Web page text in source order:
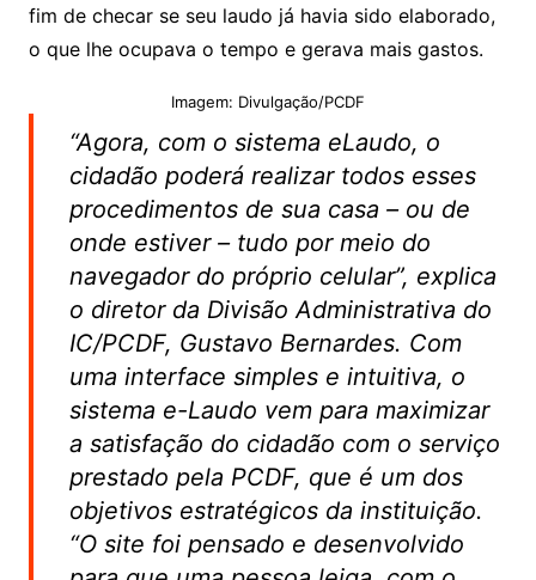
fim de checar se seu laudo já havia sido elaborado,
o que lhe ocupava o tempo e gerava mais gastos.
Imagem: Divulgação/PCDF
“Agora, com o sistema eLaudo, o
cidadão poderá realizar todos esses
procedimentos de sua casa – ou de
onde estiver – tudo por meio do
navegador do próprio celular”, explica
o diretor da Divisão Administrativa do
IC/PCDF, Gustavo Bernardes. Com
uma interface simples e intuitiva, o
sistema e-Laudo vem para maximizar
a satisfação do cidadão com o serviço
prestado pela PCDF, que é um dos
objetivos estratégicos da instituição.
“O site foi pensado e desenvolvido